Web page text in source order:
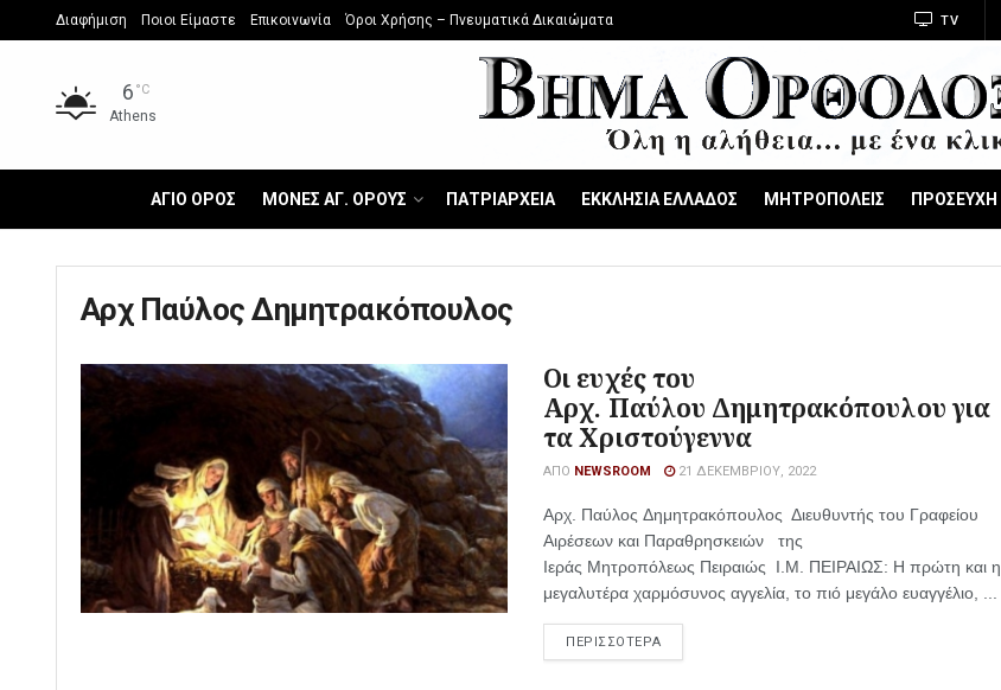
Διαφήμιση Ποιοι Είμαστε Επικοινωνία Όροι Χρήσης – Πνευματικά Δικαιώματα TV
6 °C
Athens
ΑΓΙΟ ΟΡΟΣ ΜΟΝΕΣ ΑΓ. ΟΡΟΥΣ ΠΑΤΡΙΑΡΧΕΙΑ ΕΚΚΛΗΣΙΑ ΕΛΛΑΔΟΣ ΜΗΤΡΟΠΟΛΕΙΣ ΠΡΟΣΕΥΧΗ
Αρχ Παύλος Δημητρακόπουλος
Οι ευχές του
Αρχ. Παύλου Δημητρακόπουλου για
τα Χριστούγεννα
ΑΠΌ NEWSROOM 21 ΔΕΚΕΜΒΡΊΟΥ, 2022
Αρχ. Παύλος Δημητρακόπουλος Διευθυντής του Γραφείου
Αιρέσεων και Παραθρησκειών της
Ιεράς Μητροπόλεως Πειραιώς Ι.Μ. ΠΕΙΡΑΙΩΣ: Η πρώτη και η
μεγαλυτέρα χαρμόσυνος αγγελία, το πιό μεγάλο ευαγγέλιο, ...
ΠΕΡΙΣΣΟΤΕΡΑ